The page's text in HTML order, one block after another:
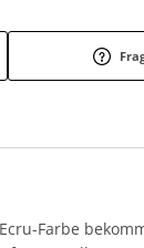
Farbe